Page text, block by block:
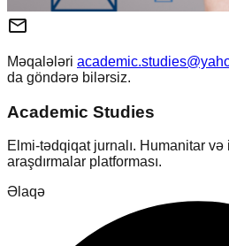
mail_outline
Məqalələri
da göndərə bilərsiz.
Academic Studies
Elmi-tədqiqat jurnalı. Humanitar
araşdırmalar platforması.
Əlaqə